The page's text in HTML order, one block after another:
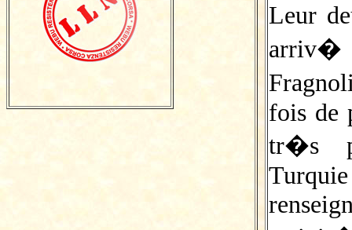
Leur
fois de
tr�s